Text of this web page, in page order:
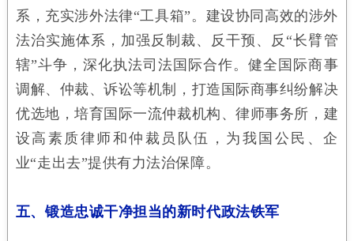
系，充实涉外法律“工具箱”。建设协同高效的涉外
法治实施体系，加强反制裁、反干预、反“长臂管
辖”斗争，深化执法司法国际合作。健全国际商事
调解、仲裁、诉讼等机制，打造国际商事纠纷解决
优选地，培育国际一流仲裁机构、律师事务所，建
设高素质律师和仲裁员队伍，为我国公民、企
业“走出去”提供有力法治保障。
五、锻造忠诚干净担当的新时代政法铁军